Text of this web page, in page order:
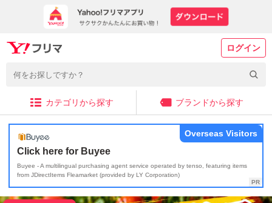
ログイン
カテゴリから探す ブランドから探す
Click here for Buyee
Buyee - A multilingual purchasing agent service operated by tenso, featuring items
from JDirectItems Fleamarket (provided by LY Corporation)
Overseas Visitors